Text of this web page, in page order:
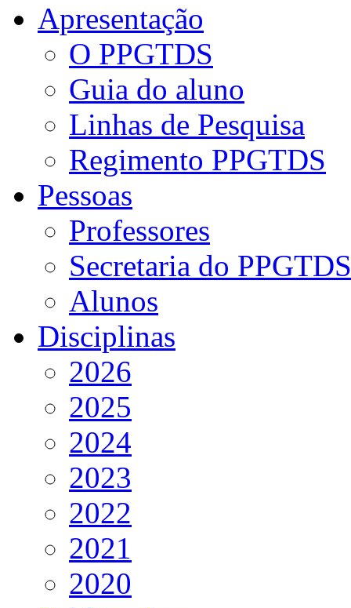
Apresentação
O PPGTDS
Guia do aluno
Linhas de Pesquisa
Regimento PPGTDS
Pessoas
Professores
Secretaria do PPGTDS
Alunos
Disciplinas
2026
2025
2024
2023
2022
2021
2020